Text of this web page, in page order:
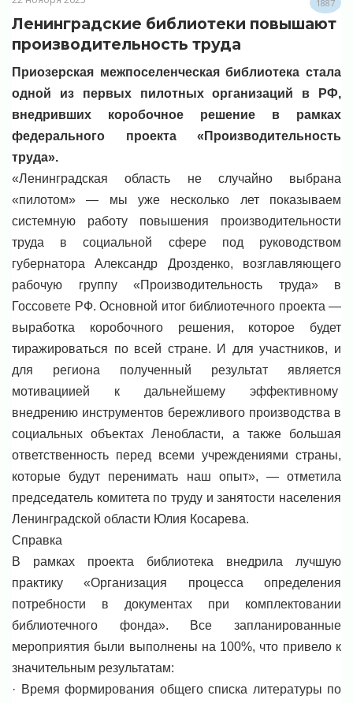
1887
Ленинградские библиотеки повышают
производительность труда
Приозерская межпоселенческая библиотека стала
одной из первых пилотных организаций в РФ,
внедривших коробочное решение в рамках
федерального проекта «Производительность
труда».
«Ленинградская область не случайно выбрана
«пилотом» — мы уже несколько лет показываем
системную работу повышения производительности
труда в социальной сфере под руководством
губернатора Александр Дрозденко, возглавляющего
рабочую группу «Производительность труда» в
Госсовете РФ. Основной итог библиотечного проекта —
выработка коробочного решения, которое будет
тиражироваться по всей стране. И для участников, и
для региона полученный результат является
мотивациией к дальнейшему эффективному
внедрению инструментов бережливого производства в
социальных объектах Ленобласти, а также большая
ответственность перед всеми учреждениями страны,
которые будут перенимать наш опыт», — отметила
председатель комитета по труду и занятости населения
Ленинградской области Юлия Косарева.
Справка
В рамках проекта библиотека внедрила лучшую
практику «Организация процесса определения
потребности в документах при комплектовании
библиотечного фонда». Все запланированные
мероприятия были выполнены на 100%, что привело к
значительным результатам:
· Время формирования общего списка литературы по